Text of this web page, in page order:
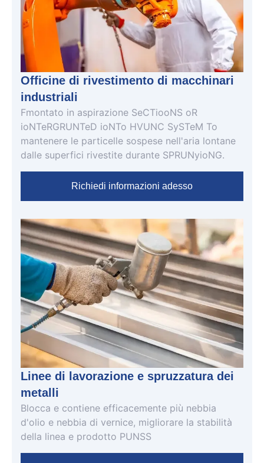
Officine di rivestimento di macchinari
industriali
Fmontato in aspirazione SeCTiooNS oR
ioNTeRGRUNTeD ioNTo HVUNC SySTeM To
mantenere le particelle sospese nell'aria lontane
dalle superfici rivestite durante SPRUNyioNG.
Richiedi informazioni adesso
Linee di lavorazione e spruzzatura dei
metalli
Blocca e contiene efficacemente più nebbia
d'olio e nebbia di vernice, migliorare la stabilità
della linea e prodotto PUNSS